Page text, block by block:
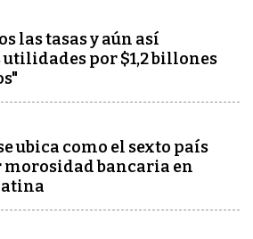
las tasas y aún así
por $1,2 billones
ubica como el sexto país
morosidad bancaria en